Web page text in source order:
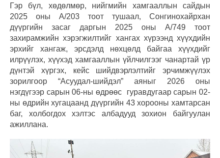
Гэр бүл, хөдөлмөр, нийгмийн хамгааллын сайдын
2025 оны А/203 тоот тушаал, Сонгинохайрхан
дүүргийн засаг даргын 2025 оны А/749 тоот
захирамжийн хэрэгжилтийг хангах хүрээнд хүүхдийн
эрхийг хангаж, эрсдэлд нөхцөлд байгаа хүүхдийг
илрүүлэх, хүүхэд хамгааллын үйлчилгээг чанартай үр
дүнтэй хүргэх, кейс шийдвэрлэлтийг эрчимжүүлэх
зорилгоор “Асуудал-шийдэл” аяныг 2026 оны
нэгдүгээр сарын 06-ны өдрөөс гуравдугаар сарын 02-
ны өдрийн хугацаанд дүүргийн 43 хорооны хамтарсан
баг, холбогдох хэлтэс албадууд зохион байгуулан
ажиллана.